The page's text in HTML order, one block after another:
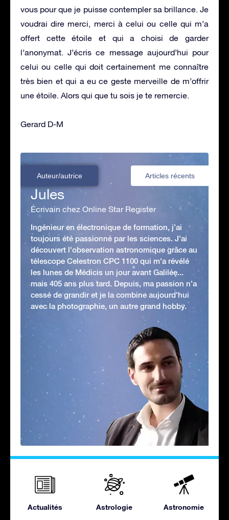
vous pour que je puisse contempler sa brillance. Je
voudrai dire merci, merci à celui ou celle qui m’a
offert cette étoile et qui a choisi de garder
l’anonymat. J’écris ce message aujourd’hui pour
celui ou celle qui doit certainement me connaître
très bien et qui a eu ce geste merveille de m’offrir
une étoile. Alors qui que tu sois je te remercie.
Gerard D-M
Auteur/autrice Articles récents
Jules
Écrivain chez Online Star Register
Ingénieur en électronique de formation, j’ai
toujours été passionné par les sciences. J'ai
découvert l'observation astronomique grâce au
télescope Celestron CPC 1100 qui m'a révélé
les lunes de Médicis un jour avant Galilée...
mais 405 ans plus tard. Depuis, ma passion n'a
cessé de grandir et je la combine aujourd'hui
avec la photographie, un autre grand hobby.
Actualités Astrologie Astronomie